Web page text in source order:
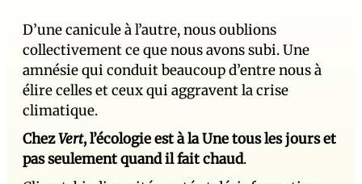
D’une canicule à l’autre, nous oublions
collectivement ce que nous avons subi. Une
amnésie qui conduit beaucoup d’entre nous à
élire celles et ceux qui aggravent la crise
climatique.
ChezVert, l’écologie est à la Une tous les jours et
pas seulement quand il fait chaud.